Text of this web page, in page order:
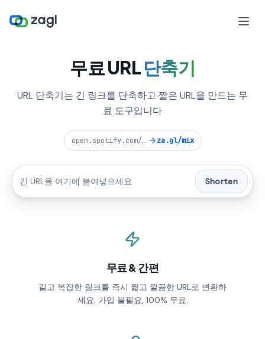
무료 URL단축기
URL 단축기는 긴 링크를 단축하고 짧은 URL을 만드는 무
료 도구입니다
open.spotify.com/playlist/37i9dQZF1DXcBWIG za.gl/mix
Shorten
무료 & 간편
길고 복잡한 링크를 즉시 짧고 깔끔한 URL로 변환하
세요. 가입 불필요, 100% 무료.